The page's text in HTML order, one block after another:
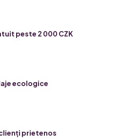
peste 2 000 CZK
ecologice
prietenos